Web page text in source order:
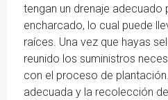
tengan un drenaje adecuado
encharcado, lo cual puede
raíces. Una vez que hayas
reunido los suministros
con el proceso de
adecuada y la recolección